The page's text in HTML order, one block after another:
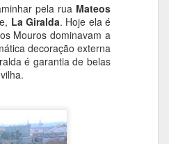
pela rua Mateos
La Giralda. Hoje ela é
Mouros dominavam a
decoração externa
é garantia de belas